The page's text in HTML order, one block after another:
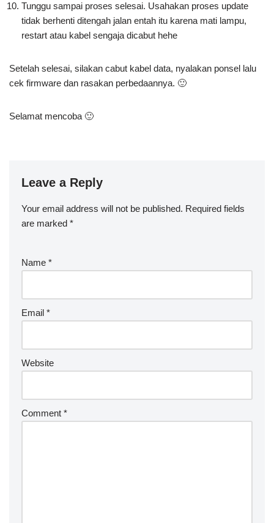
Tunggu sampai proses selesai. Usahakan proses update
tidak berhenti ditengah jalan entah itu karena mati lampu,
restart atau kabel sengaja dicabut hehe
Setelah selesai, silakan cabut kabel data, nyalakan ponsel lalu
cek firmware dan rasakan perbedaannya. 🙂
Selamat mencoba 🙂
Leave a Reply
Your email address will not be published. Required fields
are marked *
Name *
Email *
Website
Comment *